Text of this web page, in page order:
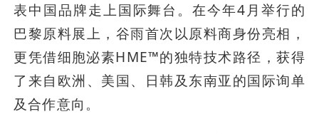
表中国品牌走上国际舞台。在今年4月举行的
巴黎原料展上，谷雨首次以原料商身份亮相，
更凭借细胞泌素HME™的独特技术路径，获得
了来自欧洲、美国、日韩及东南亚的国际询单
及合作意向。